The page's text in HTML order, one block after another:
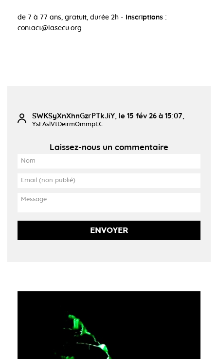
de 7 à 77 ans, gratuit, durée 2h - Inscriptions :
contact@lasecu.org
SWKSyXnXhnGzrPTkJiY, le 15 fév 26 à 15:07,
YsFAslVtDeirmOmmpEC
Laissez-nous un commentaire
ENVOYER